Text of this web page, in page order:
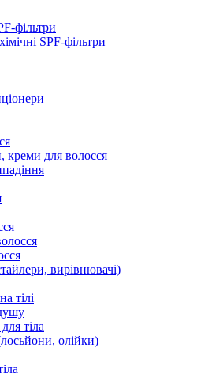
фільтри
SPF-фільтри
для волосся
вирівнювачі)
тілі
тіла
олійки)